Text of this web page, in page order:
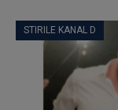
STIRILE KANAL D